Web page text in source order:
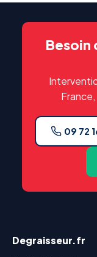
Besoin
09 72
Degraisseur.fr